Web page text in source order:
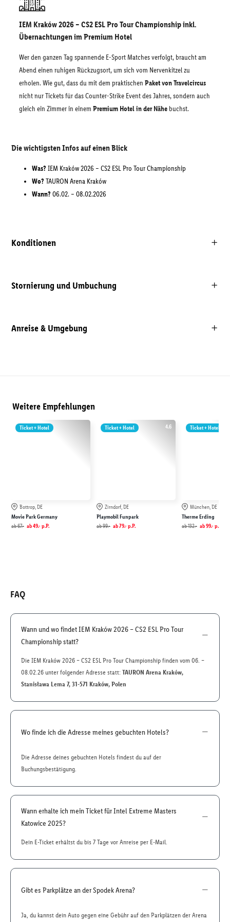
IEM Kraków 2026 – CS2 ESL Pro Tour Championship inkl.
Übernachtungen im Premium Hotel
Wer den ganzen Tag spannende E-Sport Matches verfolgt, braucht am
Abend einen ruhigen Rückzugsort, um sich vom Nervenkitzel zu
erholen. Wie gut, dass du mit dem praktischen Paket von Travelcircus
nicht nur Tickets für das Counter-Strike Event des Jahres, sondern auch
gleich ein Zimmer in einem Premium Hotel in der Nähe buchst.
Die wichtigsten Infos auf einen Blick
Was? IEM Kraków 2026 – CS2 ESL Pro Tour Championship
Wo? TAURON Arena Kraków
Wann? 06.02. – 08.02.2026
Konditionen
Stornierung und Umbuchung
Anreise & Umgebung
Weitere Empfehlungen
Ticket + Hotel
Bottrop, DE
Movie Park Germany
ab67.- ab49.- p.P.
4.6
Ticket + Hotel
Zirndorf, DE
Playmobil Funpark
ab99.- ab79.- p.P.
Ticket + Hotel
München, DE
Therme Erding
ab132.- ab99.- p.P.
FAQ
Wann und wo findet IEM Kraków 2026 – CS2 ESL Pro Tour
Championship statt?
Die IEM Kraków 2026 – CS2 ESL Pro Tour Championship finden vom 06. –
08.02.26 unter folgender Adresse statt: TAURON Arena Kraków,
Stanisława Lema 7, 31-571 Kraków, Polen
Wo finde ich die Adresse meines gebuchten Hotels?
Die Adresse deines gebuchten Hotels findest du auf der
Buchungsbestätigung.
Wann erhalte ich mein Ticket für Intel Extreme Masters
Katowice 2025?
Dein E-Ticket erhältst du bis 7 Tage vor Anreise per E-Mail.
Gibt es Parkplätze an der Spodek Arena?
Ja, du kannst dein Auto gegen eine Gebühr auf den Parkplätzen der Arena